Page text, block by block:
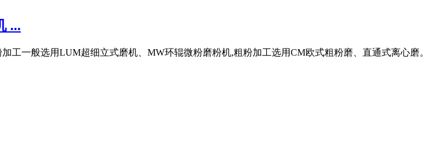
...
一般选用LUM超细立式磨机、MW环辊微粉磨粉机,粗粉加工选用CM欧式粗粉磨、直通式离心磨。